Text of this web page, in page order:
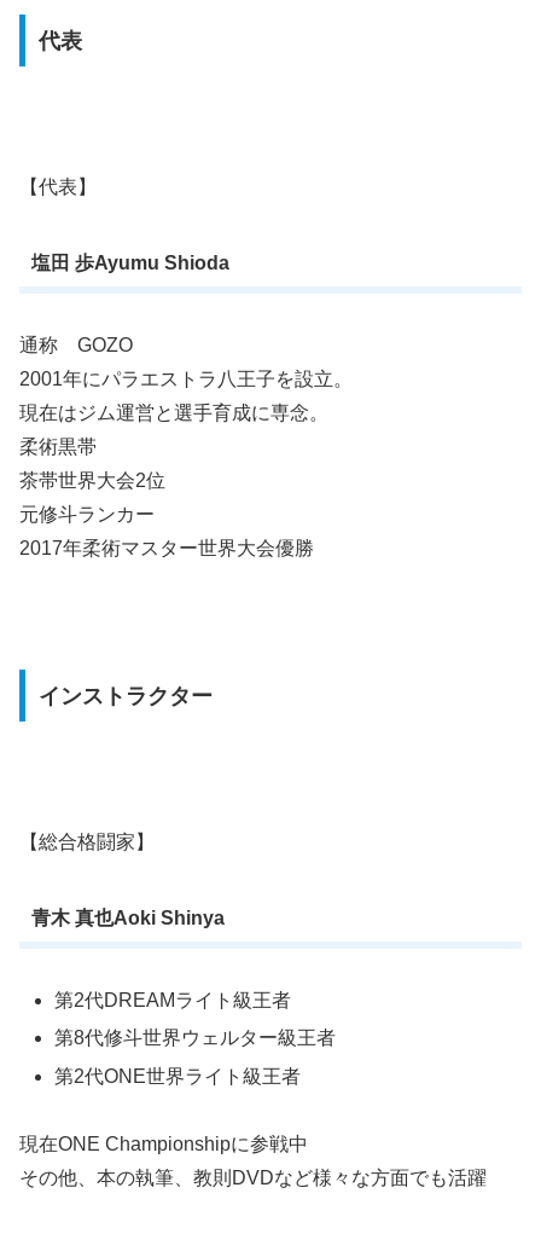
代表
【代表】
塩田 歩Ayumu Shioda
通称 GOZO
2001年にパラエストラ八王子を設立。
現在はジム運営と選手育成に専念。
柔術黒帯
茶帯世界大会2位
元修斗ランカー
2017年柔術マスター世界大会優勝
インストラクター
【総合格闘家】
青木 真也Aoki Shinya
第2代DREAMライト級王者
第8代修斗世界ウェルター級王者
第2代ONE世界ライト級王者
現在ONE Championshipに参戦中
その他、本の執筆、教則DVDなど様々な方面でも活躍